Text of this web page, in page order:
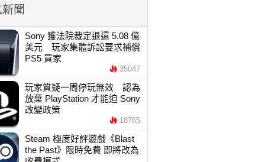
聞
Sony 獲法院裁定退還 5.08 億
美元 玩家集體訴訟要求補償
PS5 買家
35047
玩家質疑一周停玩無效 認為
放棄 PlayStation 才能迫 Sony
改變政策
18765
Steam 極度好評遊戲《Blast
the Past》限時免費 即將改為